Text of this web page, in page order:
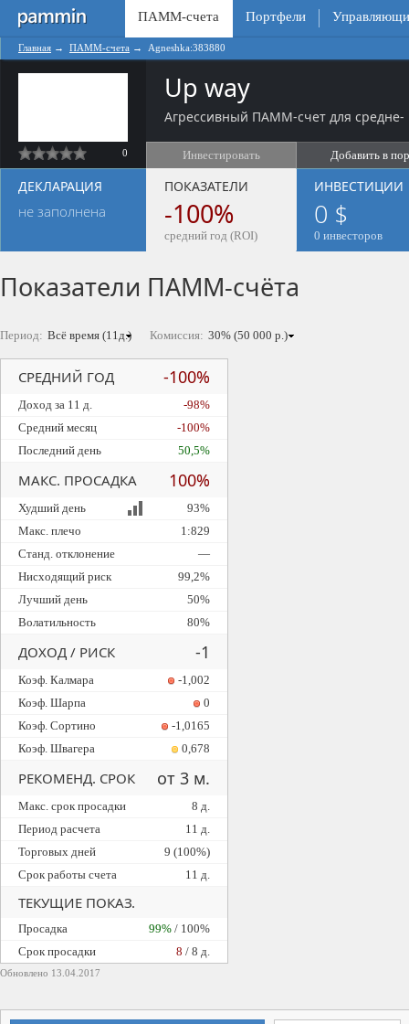
ПАММ-счета Портфели
Главная → ПАММ-счета → Agneshka:383880
0
Up way
Агрессивный ПАММ-счет для средне-
Инвестировать Добавить в
ДЕКЛАРАЦИЯ
не заполнена
ПОКАЗАТЕЛИ
-100%
средний год (ROI)
ИНВЕСТИЦИИ
0 $
0 инвесторов
Показатели ПАММ-счёта
Период: Комиссия:
Обновлено 13.04.2017
СРЕДНИЙ ГОД -100%
Доход за 11 д.
-98%
Средний месяц
-100%
Последний день
50,5%
МАКС. ПРОСАДКА 100%
Худший день
93%
Макс. плечо
1:829
Станд. отклонение
—
Нисходящий риск
99,2%
Лучший день
50%
Волатильность
80%
ДОХОД / РИСК -1
Коэф. Калмара
-1,002
Коэф. Шарпа
0
Коэф. Сортино
-1,0165
Коэф. Швагера
0,678
РЕКОМЕНД. СРОК от 3 м.
Макс. срок просадки
8 д.
Период расчета
11 д.
Торговых дней
9 (100%)
Срок работы счета
11 д.
ТЕКУЩИЕ ПОКАЗ.
Просадка 99% / 100%
Cрок просадки
8 / 8 д.